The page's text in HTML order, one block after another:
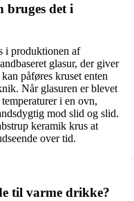
bruges det i
i produktionen af
glasur, der giver
påføres kruset enten
Når glasuren er blevet
i en ovn,
mod slid og slid.
keramik krus at
over tid.
til varme drikke?